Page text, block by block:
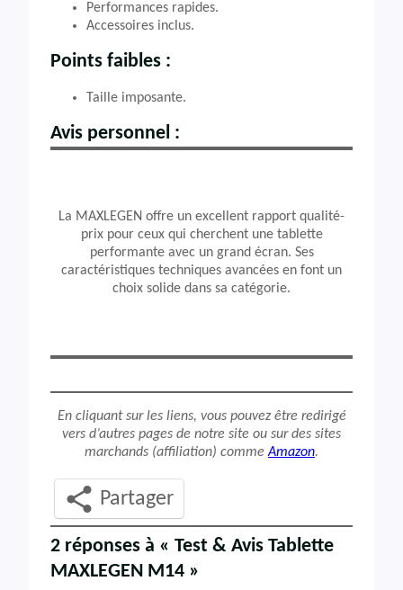
Performances rapides.
Accessoires inclus.
Points faibles :
Taille imposante.
Avis personnel :
La MAXLEGEN offre un excellent rapport qualité-
prix pour ceux qui cherchent une tablette
performante avec un grand écran. Ses
caractéristiques techniques avancées en font un
choix solide dans sa catégorie.
En cliquant sur les liens, vous pouvez être redirigé
vers d’autres pages de notre site ou sur des sites
marchands (affiliation) commeAmazon.
Partager
2 réponses à « Test & Avis Tablette
MAXLEGEN M14 »